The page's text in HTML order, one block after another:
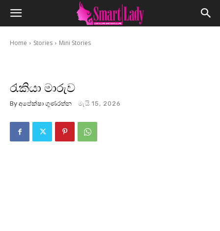
Home Stories Mini Stories
රැකියා මාරුව
By අපේක්ෂා ගුණරත්න මැයි 15, 2026